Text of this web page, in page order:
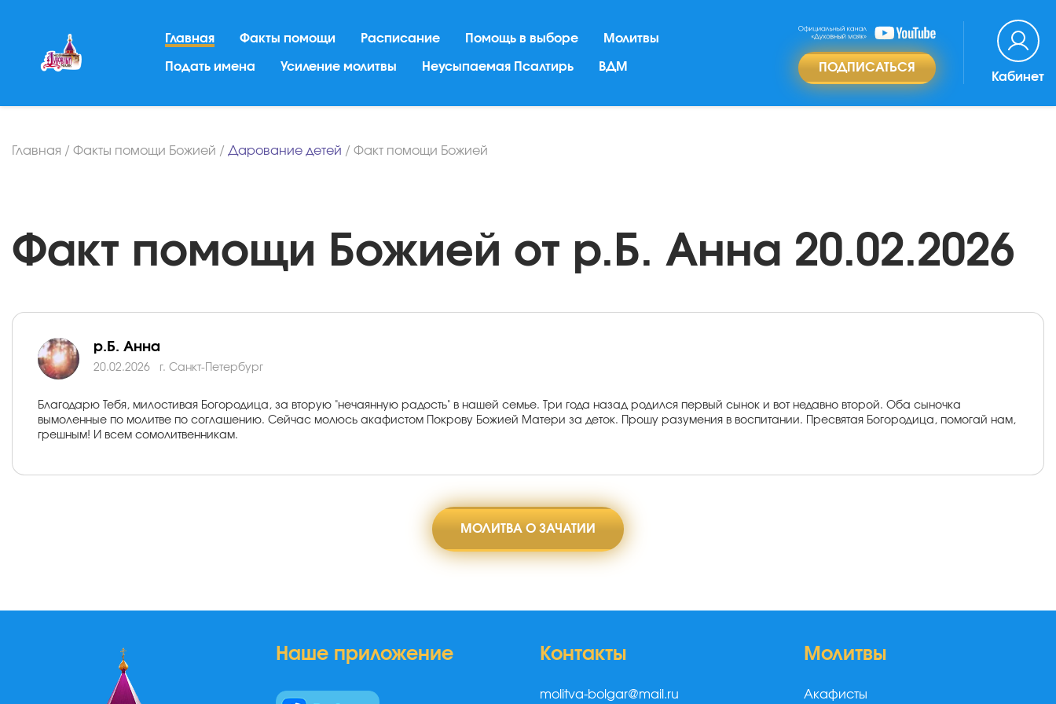
Главная Факты помощи Расписание Помощь в выборе Молитвы
Подать имена Усиление молитвы Неусыпаемая Псалтирь ВДМ ПОДПИСАТЬСЯ
Кабинет
Главная / Факты помощи Божией / Дарование детей / Факт помощи Божией
Факт помощи Божией от р.Б. Анна 20.02.2026
р.Б. Анна
20.02.2026 г. Санкт-Петербург
Благодарю Тебя, милостивая Богородица, за вторую "нечаянную радость" в нашей семье. Три года назад родился первый сынок и вот недавно второй. Оба сыночка
вымоленные по молитве по соглашению. Сейчас молюсь акафистом Покрову Божией Матери за деток. Прошу разумения в воспитании. Пресвятая Богородица, помогай нам,
грешным! И всем сомолитвенникам.
МОЛИТВА О ЗАЧАТИИ
Наше приложение Контакты
molitva-bolgar@mail.ru
Молитвы
Акафисты